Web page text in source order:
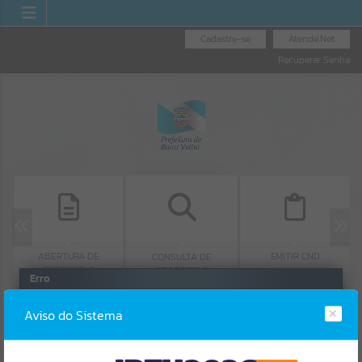
Atende.Net
Cadastre-se
Recuperar Senha
ABERTURA DE
PROTOCOLO
CONSULTA DE
PROTOCOLO
EMITIR CND
Aviso do Sistema
Erro
Gerenciamento do Sistema